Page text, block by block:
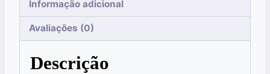
Informação adicional
Avaliações (0)
Descrição